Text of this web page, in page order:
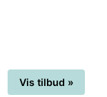
Vis tilbud »